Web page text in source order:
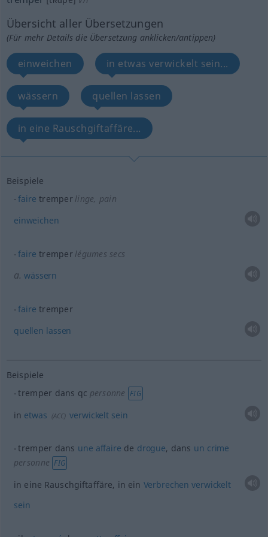
Übersicht aller Übersetzungen
(Für mehr Details die Übersetzung anklicken/antippen)
einweichen in etwas verwickelt sein...
wässern quellen lassen
in eine Rauschgiftaffäre...
Beispiele
faire tremper linge, pain
einweichen
faire tremper légumes secs
a. wässern
faire tremper
quellen lassen
Beispiele
tremper dans qc personne FIG
in etwas (ACC) verwickelt sein
tremper dans une affaire de drogue, dans un crime
personne FIG
in eine Rauschgiftaffäre, in ein Verbrechen verwickelt
sein